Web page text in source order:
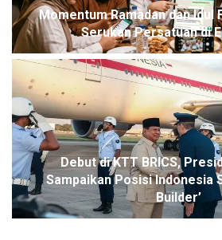
Momentum Ramadan dan Idul
Serukan Persatuan di
Debut di KTT BRICS,
Sampaikan Posisi Indonesia
Builder’